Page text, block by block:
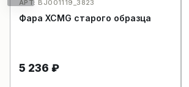
АРТ: BJ001119_3823
Фара XCMG старого образца
5 236 ₽